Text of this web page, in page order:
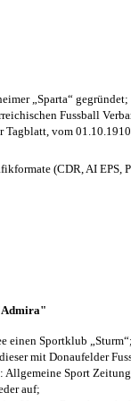
„Sparta“ gegründet;
Fussball
Tagblatt, vom
(CDR, AI EPS,
einen Sportklub „Sturm“;
mit Donaufelder
Allgemeine Sport
auf;